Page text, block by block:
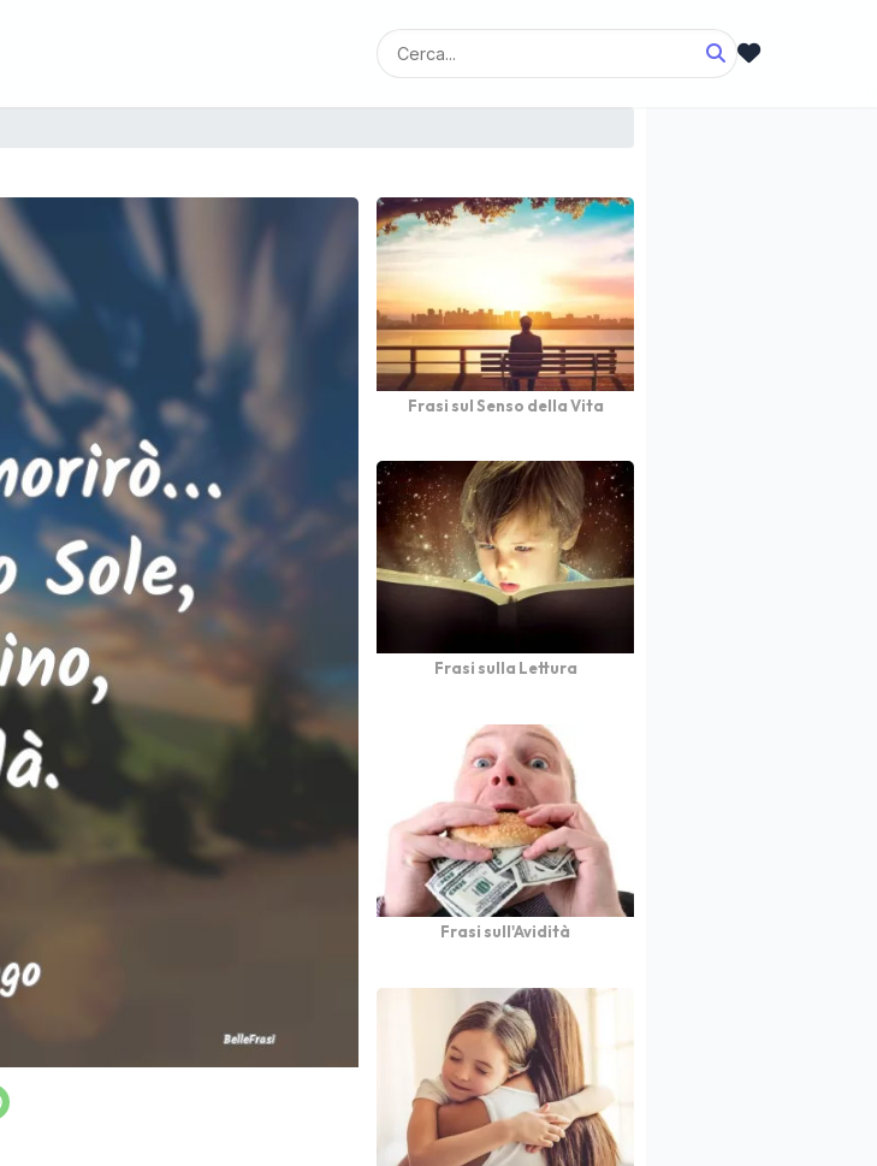
Frasi sul Senso della Vita
Frasi sulla Lettura
Frasi sull'Avidità